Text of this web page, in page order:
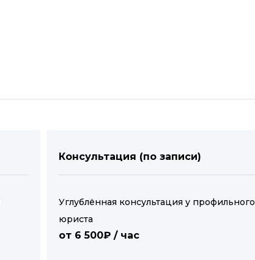
Консультация (по записи)
Углублённая консультация у профильного
юриста
от 6 500₽ / час